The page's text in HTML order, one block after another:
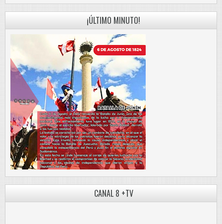
¡ÚLTIMO MINUTO!
CANAL 8 +TV